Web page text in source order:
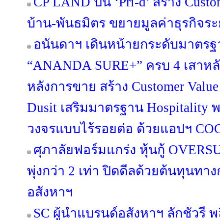
บ้าน-พันธมิตร ขยายมูลค่าธุรกิจระ
อนันดาฯ เดินหน้ายกระดับมาตร
“ANANDA SURE+” ครบ 4 เสา
หลังการขาย สร้าง Customer
Dusit เสริมมาตรฐาน Hospitality
วงจรแบบไร้รอยต่อ ด้วยแอปฯ
ศุภาลัยฟอร์มแกร่ง หุ้นกู้
พุ่งกว่า 2 เท่า ปิดดีลด้วยต้นทุนทา
อสังหาฯ
SC ผู้นำแบรนด์อสังหาฯ ลักชัวรี